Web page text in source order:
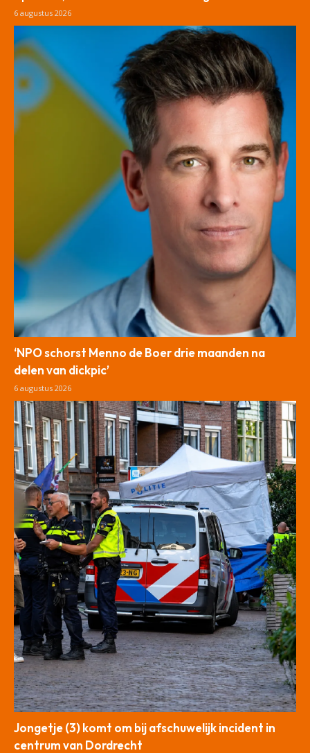
6 augustus 2026
‘NPO schorst Menno de Boer drie maanden na
delen van dickpic’
6 augustus 2026
Jongetje (3) komt om bij afschuwelijk incident in
centrum van Dordrecht